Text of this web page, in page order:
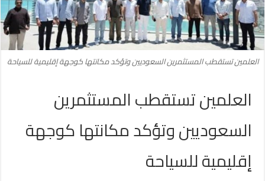
العلمين تستقطب المستثمرين السعوديين وتؤكد مكانتها كوجهة إقليمية للسياحة
العلمين تستقطب المستثمرين
السعوديين وتؤكد مكانتها كوجهة
إقليمية للسياحة